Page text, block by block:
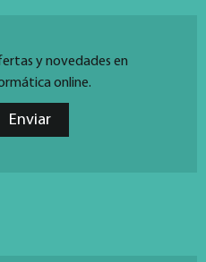
y novedades en
online.